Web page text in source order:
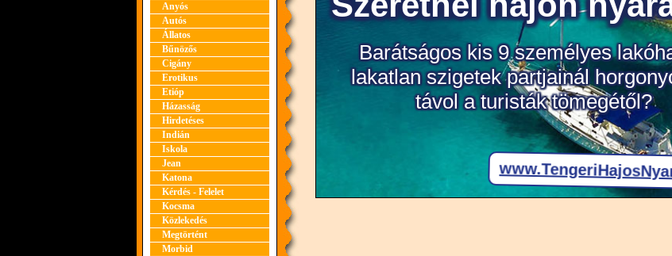
Anyós
Autós
Állatos
Bűnözős
Cigány
Erotikus
Etióp
Házasság
Hirdetéses
Indián
Iskola
Jean
Katona
Kérdés - Felelet
Kocsma
Közlekedés
Megtörtént
Morbid